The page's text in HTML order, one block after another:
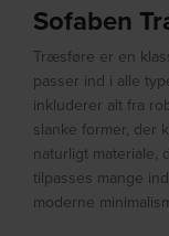
Sofaben
Træsføre er en
passer ind i alle
inkluderer alt fra
slanke former, der
naturligt materiale,
tilpasses mange
moderne